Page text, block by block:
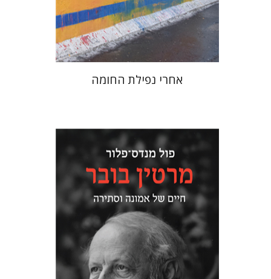
הנחת אתר ספר מודפס
$42
$38
אחרי נפילת החומה
פול מנדס-פלור
מתן אורם